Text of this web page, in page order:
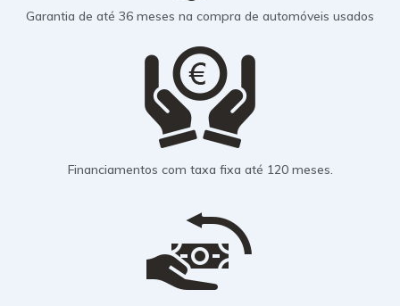
Garantia de até 36 meses na compra de automóveis usados
Financiamentos com taxa fixa até 120 meses.